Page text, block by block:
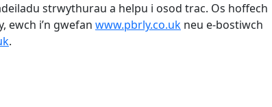
strwythurau a helpu i osod trac. Os hoffech
ewch i’n gwefan www.pbrly.co.uk neu e-bostiwch
.